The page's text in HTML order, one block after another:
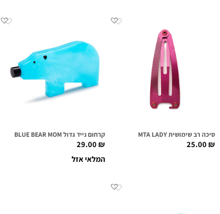
סיכה רב שימושית MTA LADY
25.00₪
קרחום נייד גדול BLUE BEAR MOM
29.00₪
המלאי אזל